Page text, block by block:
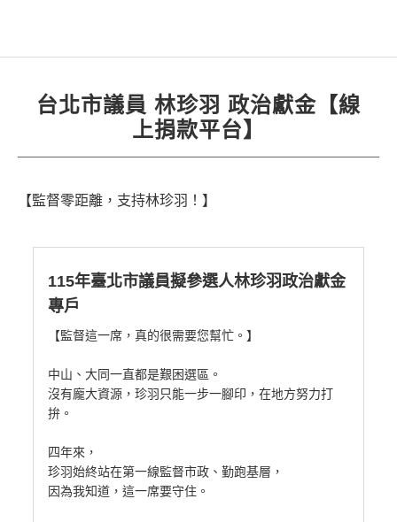
台北市議員 林珍羽 政治獻金【線
上捐款平台】
【監督零距離，支持林珍羽！】
115年臺北市議員擬參選人林珍羽政治獻金
專戶
【監督這一席，真的很需要您幫忙。】
中山、大同一直都是艱困選區。
沒有龐大資源，珍羽只能一步一腳印，在地方努力打
拚。
四年來，
珍羽始終站在第一線監督市政、勤跑基層，
因為我知道，這一席要守住。